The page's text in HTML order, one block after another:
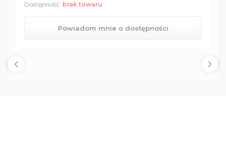
Powiadom mnie o dostępności
Dostępność: brak towaru